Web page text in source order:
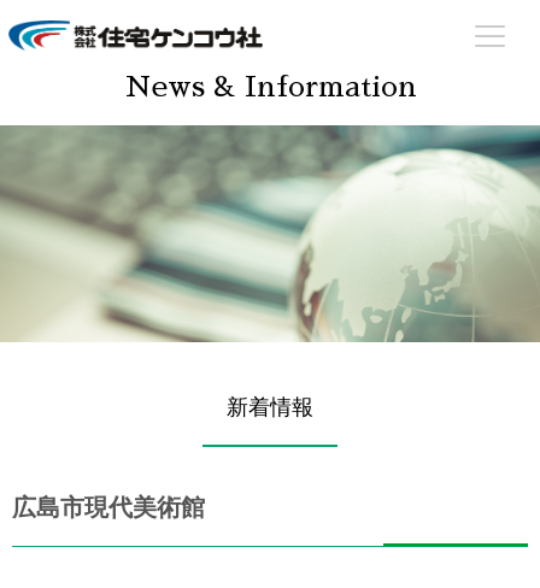
住宅ケンコウ社
住まいのあらゆる場面でサポート致します！
News & Information
新着情報
広島市現代美術館